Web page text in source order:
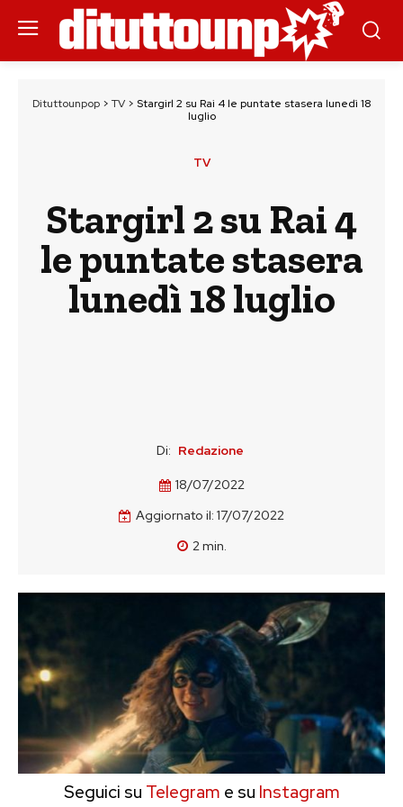
Dituttounpop > TV > Stargirl 2 su Rai 4 le puntate stasera lunedì 18
luglio
TV
Stargirl 2 su Rai 4
le puntate stasera
lunedì 18 luglio
Di: Redazione
18/07/2022
Aggiornato il: 17/07/2022
2min.
Seguici su Telegram e su Instagram